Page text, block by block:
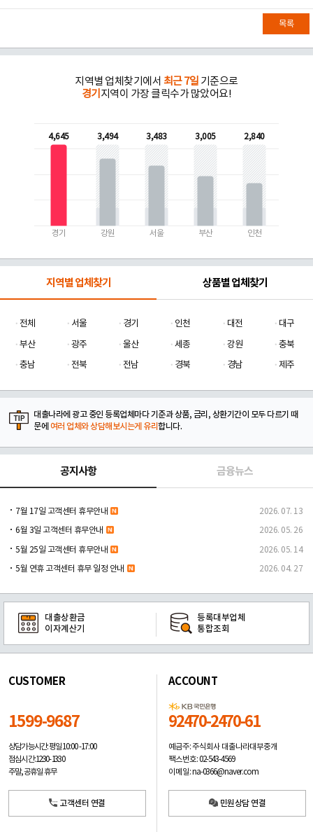
목록
지역별 업체찾기에서 최근 7일 기준으로
경기 지역이 가장 클릭수가 많았어요!
4,645
경기
3,494
강원
3,483
서울
3,005
부산
2,840
인천
지역별 업체찾기 상품별 업체찾기
전체 서울 경기 인천 대전
대구
부산
광주 울산 세종 강원
충북
충남
전북 전남 경북 경남 제주
대출나라에 광고 중인 등록업체마다 기준과 상품, 금리, 상환기간이 모두 다르기 때
문에 여러 업체와 상담해보시는게 유리합니다.
공지사항 금융뉴스
7월 17일 고객센터 휴무안내 2026. 07. 13
6월 3일 고객센터 휴무안내 2026. 05. 26
5월 25일 고객센터 휴무안내 2026. 05. 14
5월 연휴 고객센터 휴무 일정 안내 2026. 04. 27
대출상환금
이자계산기
등록대부업체
통합조회
CUSTOMER
1599-9687
상담가능시간: 평일10:00 -17:00
점심시간: 12:30 - 13:30
주말, 공휴일 휴무
고객센터 연결
ACCOUNT
92470-2470-61
예금주: 주식회사 대출나라대부중개
팩스번호: 02-543-4569
이메일: na-0366@naver.com
민원상담 연결